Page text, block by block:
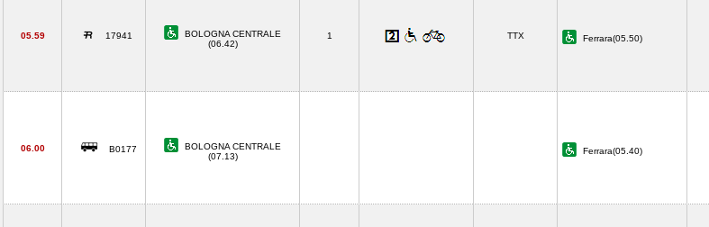
05.59 17941
BOLOGNA CENTRALE
(06.42)
1 TTX Ferrara(05.50)
06.00 B0177
BOLOGNA CENTRALE
(07.13)
Ferrara(05.40)